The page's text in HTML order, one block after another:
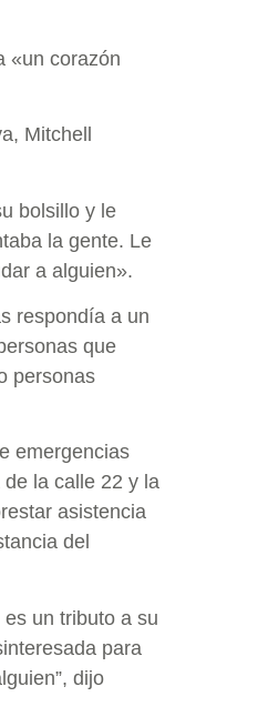
«un corazón
Mitchell
bolsillo y le
la gente. Le
a alguien».
respondía a un
que
personas
emergencias
la calle 22 y la
asistencia
del
un tributo a su
para
dijo